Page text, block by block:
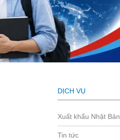
DỊCH VỤ
Xuất khẩu Nhật Bản
Tin tức